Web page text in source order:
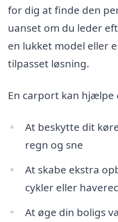
for dig at finde den
uanset om du leder
en lukket model eller
tilpasset løsning.
En carport kan hjælpe
At beskytte dit
regn og sne
At skabe ekstra
cykler eller
At øge din boligs